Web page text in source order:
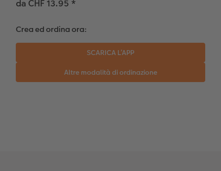
Coffeetable Book «Art Collection»
Mosaico
Buono regalo CEWE
da CHF 13.95 *
Crea ed ordina ora: